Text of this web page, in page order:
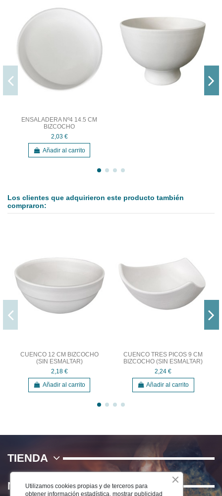
ENSALADERA Nº4 14.5 CM
BIZCOCHO
2,03 €
Añadir al carrito
Los clientes que adquirieron este producto también
compraron:
CUENCO 12 CM BIZCOCHO
(SIN ESMALTAR)
2,18 €
Añadir al carrito
CUENCO TRES PICOS 9 CM
BIZCOCHO (SIN ESMALTAR)
2,24 €
Añadir al carrito
TIENDA
NOSOTROS
Utilizamos cookies propias y de terceros para
obtener información estadística, mostrar publicidad